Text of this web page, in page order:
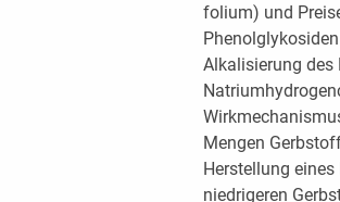
folium) und
Alkalisierung des
Mengen
Herstellung
niedrigeren